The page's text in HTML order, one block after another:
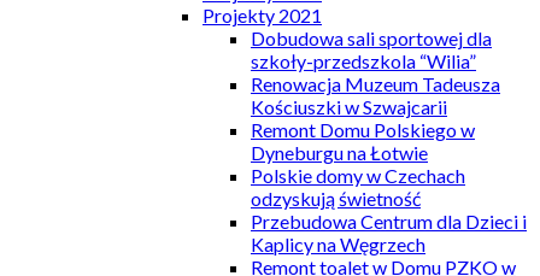
Projekty 2021
Dobudowa sali sportowej dla
szkoły-przedszkola “Wilia”
Renowacja Muzeum Tadeusza
Kościuszki w Szwajcarii
Remont Domu Polskiego w
Dyneburgu na Łotwie
Polskie domy w Czechach
odzyskują świetność
Przebudowa Centrum dla Dzieci i
Kaplicy na Węgrzech
Remont toalet w Domu PZKO w